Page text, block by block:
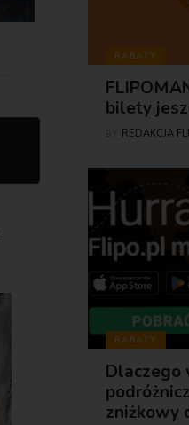
RABATY
bilety
REDAKCJA
RABATY
Dlaczego
zniżkowy